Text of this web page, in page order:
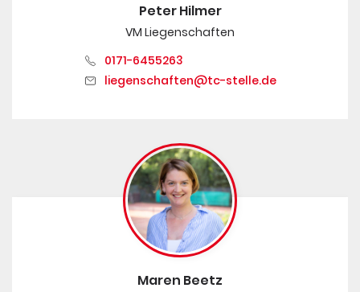
Peter Hilmer
VM Liegenschaften
0171-6455263
liegenschaften@tc-stelle.de
Maren Beetz